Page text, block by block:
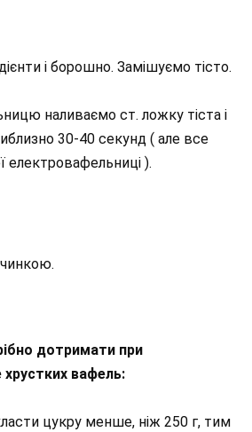
і борошно. Замішуємо тісто.
наливаємо ст. ложку тіста і
30-40 секунд ( але все
електровафельниці ).
дотримати при
хрустких вафель:
цукру менше, ніж 250 г, тим